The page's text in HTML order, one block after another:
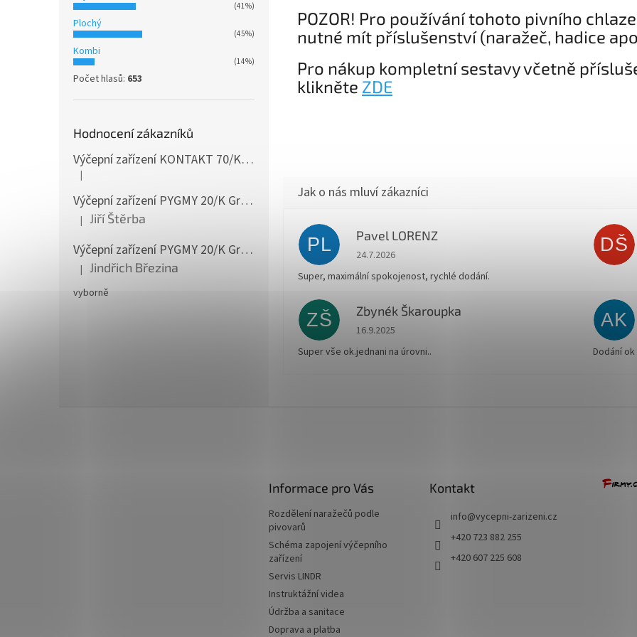
(41%)
Plochý
(45%)
Kombi
(14%)
Počet hlasů: 653
Hodnocení zákazníků
Výčepní zařízení KONTAKT 70/K Green Line 1koh NEW komplet 2x naražeč
Hodnocení produktu je 4 z 5 hvězdiček.
|
Výčepní zařízení PYGMY 20/K Green Line NEW komplet 2 x naražeč + Dárek zdarma
Hodnocení produktu je 5 z 5 hvězdiček.
| Jiří Štěrba
Výčepní zařízení PYGMY 20/K Green Line NEW komplet 2 x naražeč
Hodnocení produktu je 5 z 5 hvězdiček.
| Jindřich Březina
vyborně
POZOR! Pro používání tohoto pivního
nutné mít příslušenství (naražeč, hadice
Pro nákup kompletní sestavy včetně
klikněte ZDE
PL Pavel LORENZ
Hodnocení obchodu je 5 z 5 hvězdiček.
24.7.2026
Super, maximální spokojenost, rychlé dodání.
DŠ
ZŠ Zbynék Škaroupka
Hodnocení obchodu je 5 z 5 hvězdiček.
16.9.2025
Super vše ok.jednani na úrovni..
AK
Dodání
Informace pro Vás
Rozdělení naražečů podle
pivovarů
Schéma zapojení výčepního
zařízení
Servis LINDR
Instruktážní videa
Údržba a sanitace
Doprava a platba
Kontakt
info@vycepni-zarizeni.cz
+420 723 882 255
+420 607 225 608